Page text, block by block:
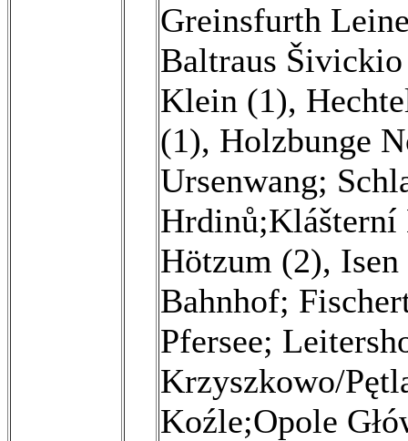
Greinsfurth
Baltraus
Klein (1),
(1), Holzbunge
Ursenwang;
Hrdinů;Klášterní
Hötzum (2),
Bahnhof;
Pfersee;
Krzyszkowo/
Koźle;Opole